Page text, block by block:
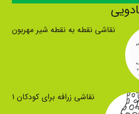
نقاشی نقطه به نقطه شیر مهربون
نقاشی زرافه برای کودکان ۱